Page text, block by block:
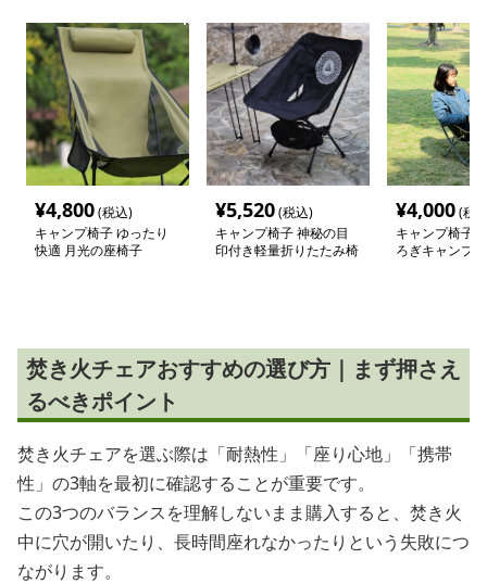
¥4,800(税込)
キャンプ椅子 ゆったり
快適 月光の座椅子
¥5,520(税込)
キャンプ椅子 神秘の目
印付き軽量折りたたみ椅
¥4,000(税
キャンプ椅子
ろぎキャンプ
焚き火チェアおすすめの選び方｜まず押さえ
るべきポイント
焚き火チェアを選ぶ際は「耐熱性」「座り心地」「携帯
性」の3軸を最初に確認することが重要です。
この3つのバランスを理解しないまま購入すると、焚き火
中に穴が開いたり、長時間座れなかったりという失敗につ
ながります。